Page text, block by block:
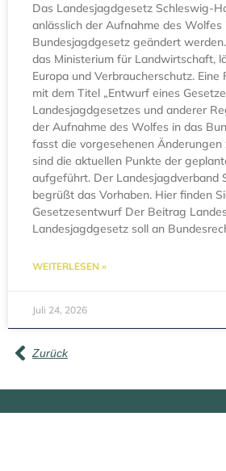
Das Landesjagdgesetz Schleswig-
anlässlich der Aufnahme des Wolfes
Bundesjagdgesetz geändert
das Ministerium für Landwirtschaft,
Europa und Verbraucherschutz. Eine
mit dem Titel „Entwurf eines
Landesjagdgesetzes und anderer
der Aufnahme des Wolfes in das
fasst die vorgesehenen Änderungen
sind die aktuellen Punkte der
aufgeführt. Der Landesjagdverband
begrüßt das Vorhaben. Hier finden
Gesetzesentwurf Der Beitrag
Landesjagdgesetz soll an
WEITERLESEN »
Juli 24, 2026
Zurück